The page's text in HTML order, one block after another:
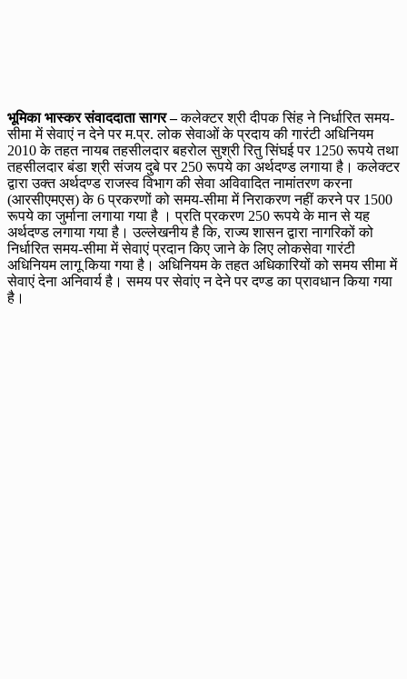
भूमिका भास्कर संवाददाता सागर –कलेक्टर श्री दीपक सिंह ने निर्धारित समय-
सीमा में सेवाएं न देने पर म.प्र. लोक सेवाओं के प्रदाय की गारंटी अधिनियम
2010 के तहत नायब तहसीलदार बहरोल सुश्री रितु सिंघई पर 1250 रूपये तथा
तहसीलदार बंडा श्री संजय दुबे पर 250 रूपये का अर्थदण्ड लगाया है। कलेक्टर
द्वारा उक्त अर्थदण्ड राजस्व विभाग की सेवा अविवादित नामांतरण करना
(आरसीएमएस) के 6 प्रकरणों को समय-सीमा में निराकरण नहीं करने पर 1500
रूपये का जुर्माना लगाया गया है । प्रति प्रकरण 250 रूपये के मान से यह
अर्थदण्ड लगाया गया है। उल्लेखनीय है कि, राज्य शासन द्वारा नागरिकों को
निर्धारित समय-सीमा में सेवाएं प्रदान किए जाने के लिए लोकसेवा गारंटी
अधिनियम लागू किया गया है। अधिनियम के तहत अधिकारियों को समय सीमा में
सेवाएं देना अनिवार्य है। समय पर सेवांए न देने पर दण्ड का प्रावधान किया गया
है।